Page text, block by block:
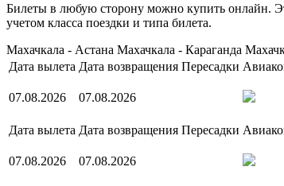
Билеты в любую сторону можно купить онлайн.
учетом класса поездки и типа билета.
Махачкала - Астана Махачкала - Караганда
Дата вылета Дата возвращения Пересадки
07.08.2026 07.08.2026
Дата вылета Дата возвращения Пересадки
07.08.2026 07.08.2026